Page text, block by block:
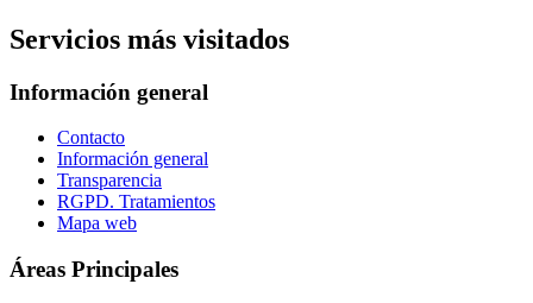
Servicios más visitados
Información general
Contacto
Información general
Transparencia
RGPD. Tratamientos
Mapa web
Áreas Principales